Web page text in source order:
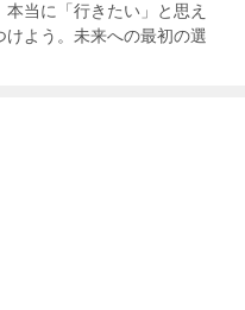
当に「行きたい」と思え
よう。未来への最初の選